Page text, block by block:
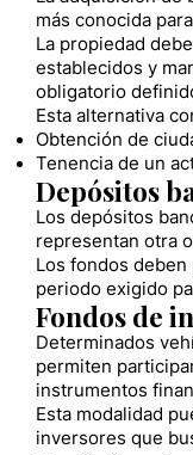
más conocida
La propiedad
establecidos y
obligatorio
Esta alternativa
Obtención de
Tenencia de un
Depósitos
Los depósitos
representan otra
Los fondos
periodo exigido
Fondos de
Determinados
permiten
instrumentos
Esta modalidad
inversores que